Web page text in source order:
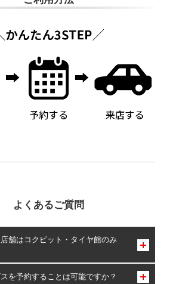
よくあるご質問
舗はコクピット・タイヤ館のみ
タイヤ館のみとなります。
を予約することは可能ですか？